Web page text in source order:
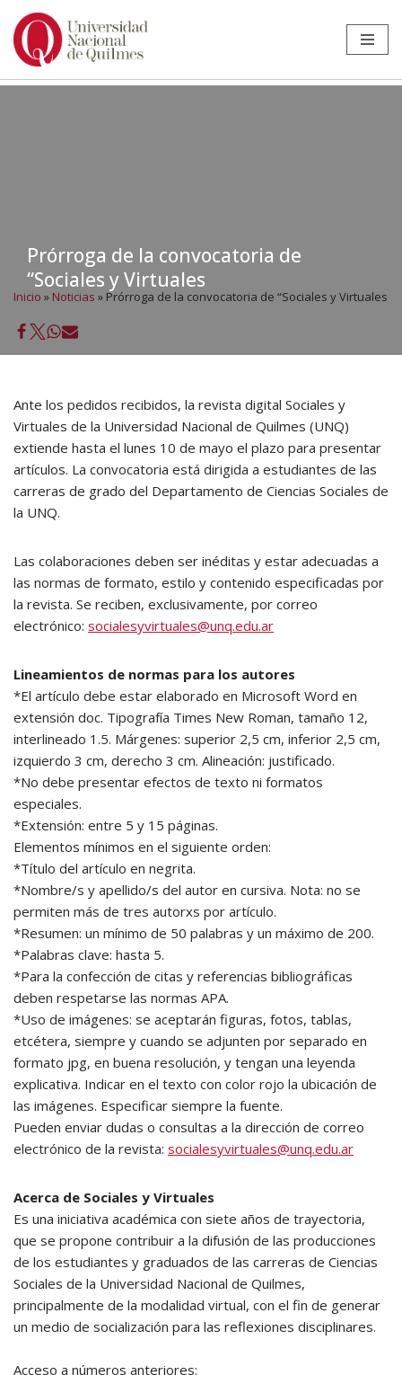
Ir
Prórroga de la convocatoria de
“Sociales y Virtuales
Inicio » Noticias » Prórroga de la convocatoria de “Sociales y Virtuales
Ante los pedidos recibidos, la revista digital Sociales y
Virtuales de la Universidad Nacional de Quilmes (UNQ)
extiende hasta el lunes 10 de mayo el plazo para presentar
artículos. La convocatoria está dirigida a estudiantes de las
carreras de grado del Departamento de Ciencias Sociales de
la UNQ.
Las colaboraciones deben ser inéditas y estar adecuadas a
las normas de formato, estilo y contenido especificadas por
la revista. Se reciben, exclusivamente, por correo
electrónico: socialesyvirtuales@unq.edu.ar
Lineamientos de normas para los autores
*El artículo debe estar elaborado en Microsoft Word en
extensión doc. Tipografía Times New Roman, tamaño 12,
interlineado 1.5. Márgenes: superior 2,5 cm, inferior 2,5 cm,
izquierdo 3 cm, derecho 3 cm. Alineación: justificado.
*No debe presentar efectos de texto ni formatos
especiales.
*Extensión: entre 5 y 15 páginas.
Elementos mínimos en el siguiente orden:
*Título del artículo en negrita.
*Nombre/s y apellido/s del autor en cursiva. Nota: no se
permiten más de tres autorxs por artículo.
*Resumen: un mínimo de 50 palabras y un máximo de 200.
*Palabras clave: hasta 5.
*Para la confección de citas y referencias bibliográficas
deben respetarse las normas APA.
*Uso de imágenes: se aceptarán figuras, fotos, tablas,
etcétera, siempre y cuando se adjunten por separado en
formato jpg, en buena resolución, y tengan una leyenda
explicativa. Indicar en el texto con color rojo la ubicación de
las imágenes. Especificar siempre la fuente.
Pueden enviar dudas o consultas a la dirección de correo
electrónico de la revista: socialesyvirtuales@unq.edu.ar
Acerca de Sociales y Virtuales
Es una iniciativa académica con siete años de trayectoria,
que se propone contribuir a la difusión de las producciones
de los estudiantes y graduados de las carreras de Ciencias
Sociales de la Universidad Nacional de Quilmes,
principalmente de la modalidad virtual, con el fin de generar
un medio de socialización para las reflexiones disciplinares.
Acceso a números anteriores: